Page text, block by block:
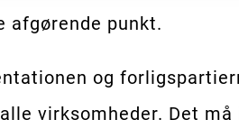
afgørende punkt.
og
virksomheder. Det